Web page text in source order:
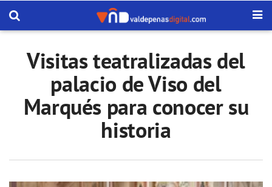
Visitas teatralizadas del
palacio de Viso del
Marqués para conocer su
historia